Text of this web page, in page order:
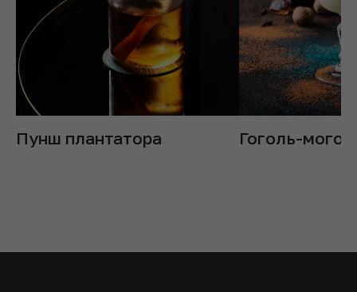
Пунш плантатора Гоголь-